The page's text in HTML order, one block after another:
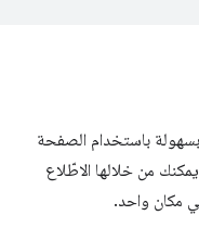
يمكنك تصحيح أخطاء USB في Chrome بسهولة باستخدام الصفحة
من خلالها الاطّلاع